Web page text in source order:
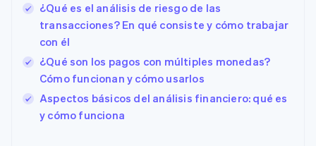
¿Qué es el análisis de riesgo de las
transacciones? En qué consiste y cómo trabajar
con él
¿Qué son los pagos con múltiples monedas?
Cómo funcionan y cómo usarlos
Aspectos básicos del análisis financiero: qué es
y cómo funciona
EspañolEnglish
Estados Unidos
English
English
Finlandia
EnglishSvenska
Francia